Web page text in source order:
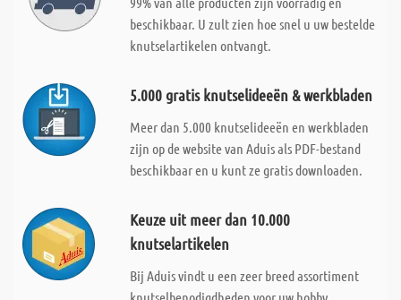
beschikbaar. U zult zien hoe snel u uw bestelde
knutselartikelen ontvangt.
5.000 gratis knutselideeën & werkbladen
Meer dan 5.000 knutselideeën en werkbladen
zijn op de website van Aduis als PDF-bestand
beschikbaar en u kunt ze gratis downloaden.
Keuze uit meer dan 10.000
knutselartikelen
Bij Aduis vindt u een zeer breed assortiment